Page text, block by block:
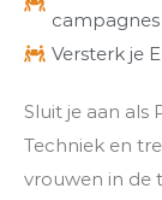
Versterk je
Sluit je aan als
Techniek en
vrouwen in de